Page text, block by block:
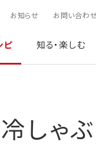
お知らせ お問い合わ
ピ 知る・楽しむ
しゃぶ